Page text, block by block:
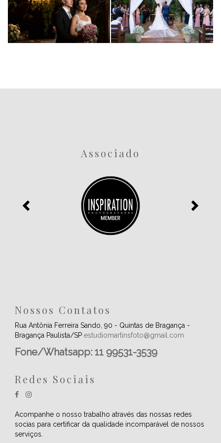
Ricardo
3728
1408
Associado
Nossos Contatos
Rua Antônia Ferreira Sando, 90 - Quintas de Bragança -
Bragança Paulista/SP estudiomartinsfoto@gmail.com
Fone/Whatsapp: 11 99531-3539
Redes Sociais
Acompanhe o nosso trabalho através das nossas redes
socias para certificar da qualidade incomparável de nossos
serviços.